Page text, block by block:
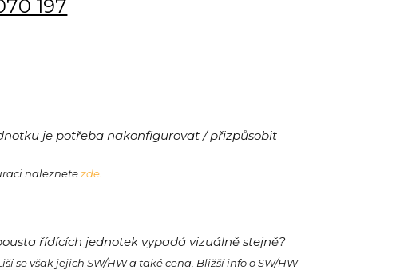
197
je potřeba nakonfigurovat / přizpůsobit
naleznetezde.
řídících jednotek vypadá vizuálně stejně?
se však jejich SW/HW a také cena. Bližší info o SW/HW